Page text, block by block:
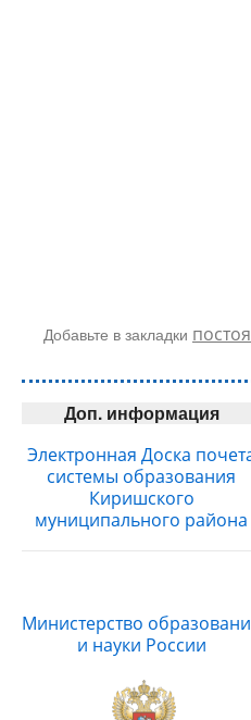
Добавьте в закладки
Доп. информация
Электронная Доска
системы образования
Киришского
муниципального района
Министерство
и науки России